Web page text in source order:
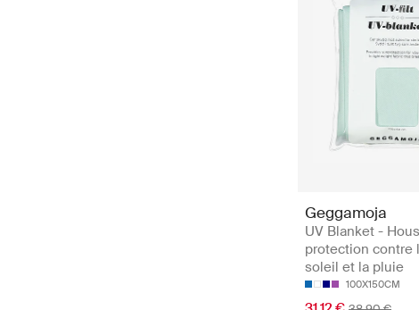
Geggamoja
UV Blanket -
protection contre
soleil et la pluie
100X150CM